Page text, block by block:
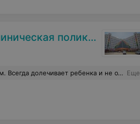
поликлиника
в 4 детской поликлинике.Медсестра Екатерина Михайловна которая работает в тандеме с Ольгой Геннадьевной тоже очень чудесная. Еще